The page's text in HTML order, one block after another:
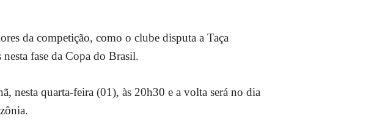
da competição, como o clube disputa a Taça
fase da Copa do Brasil.
nesta quarta-feira (01), às 20h30 e a volta será no dia